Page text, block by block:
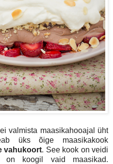
valmista maasikahooajal üht
üks õige maasikakook
vahukoort. See kook on veidi
on koogil vaid maasikad.